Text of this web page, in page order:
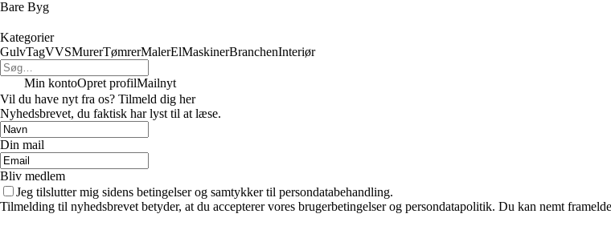
Bare Byg
Kategorier
GulvTagVVSMurerTømrerMalerElMaskinerBranchenInteriør
Min kontoOpret profilMailnyt
Vil du have nyt fra os? Tilmeld dig her
Nyhedsbrevet, du faktisk har lyst til at læse.
Din mail
Bliv medlem
Jeg tilslutter mig sidens betingelser og samtykker til persondatabehandling.
Tilmelding til nyhedsbrevet betyder, at du accepterer vores brugerbetingelser og persondatapolitik. Du kan nemt